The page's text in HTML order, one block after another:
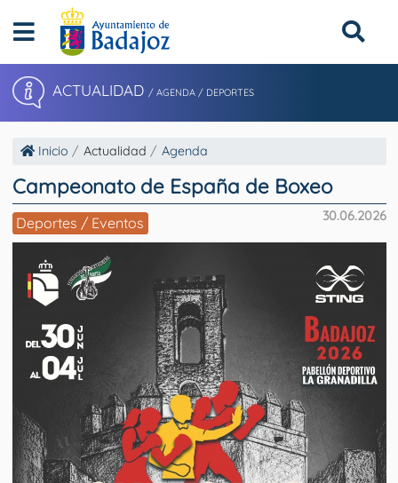
ACTUALIDAD / AGENDA / DEPORTES
Inicio Actualidad Agenda
Campeonato de España de Boxeo
30.06.2026
Deportes / Eventos